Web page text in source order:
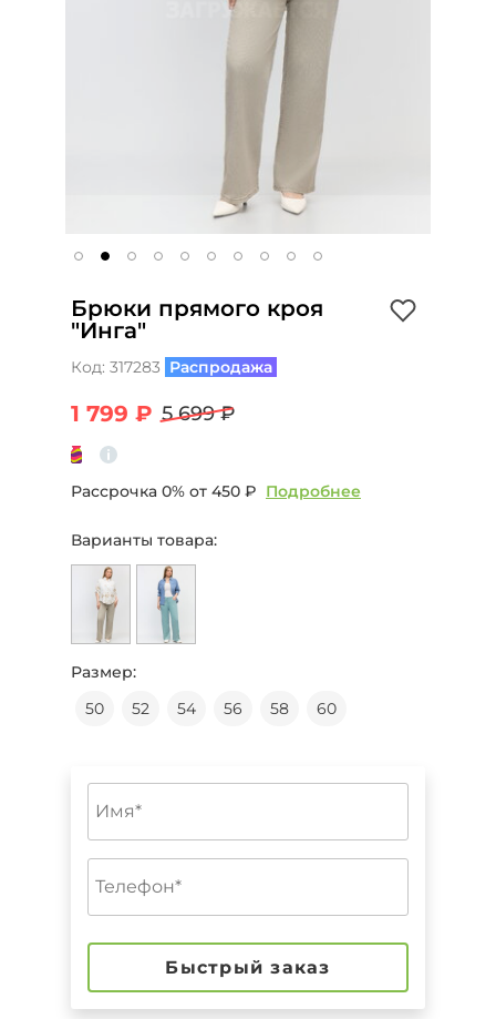
Брюки прямого кроя
"Инга"
Код: 317283 Распродажа
1 799 ₽ 5 699 ₽
Рассрочка 0% от 450 ₽ Подробнее
Варианты товара:
Размер:
50
52 54 56 58 60
Быстрый заказ